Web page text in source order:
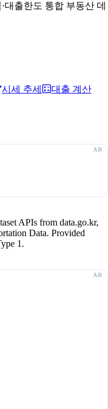
대출한도 통합 부동산 데
시세 추세
대출 계산
APIs from data.go.kr,
Data. Provided
1.